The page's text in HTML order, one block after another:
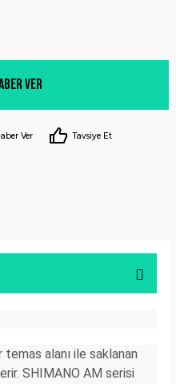
Ver
Ver Tavsiye Et
alanı ile saklanan
SHIMANO AM serisi